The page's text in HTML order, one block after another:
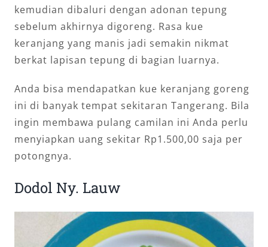
kemudian dibaluri dengan adonan tepung
sebelum akhirnya digoreng. Rasa kue
keranjang yang manis jadi semakin nikmat
berkat lapisan tepung di bagian luarnya.
Anda bisa mendapatkan kue keranjang goreng
ini di banyak tempat sekitaran Tangerang. Bila
ingin membawa pulang camilan ini Anda perlu
menyiapkan uang sekitar Rp1.500,00 saja per
potongnya.
Dodol Ny. Lauw